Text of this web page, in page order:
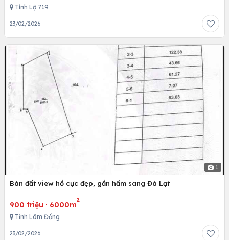
Tỉnh Lộ 719
23/02/2026
1
Bán đất view hồ cực đẹp, gần hầm sang Đà Lạt
900 triệu · 6000m
2
Tỉnh Lâm Đồng
23/02/2026